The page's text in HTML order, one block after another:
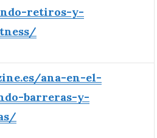
retiros-y-
ana-en-el-
barreras-y-